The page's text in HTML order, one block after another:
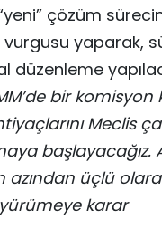
çözüm
vurgusu yaparak,
düzenleme
bir
Meclis
başlayacağız.
azından üçlü
karar